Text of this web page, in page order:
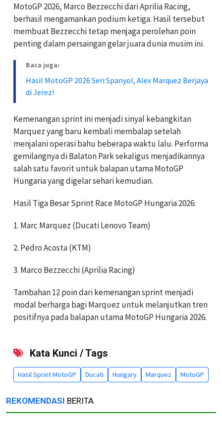
MotoGP 2026, Marco Bezzecchi dari Aprilia Racing,
berhasil mengamankan podium ketiga. Hasil tersebut
membuat Bezzecchi tetap menjaga perolehan poin
penting dalam persaingan gelar juara dunia musim ini.
Baca juga:
Hasil MotoGP 2026 Seri Spanyol, Alex Marquez Berjaya
di Jerez!
Kemenangan sprint ini menjadi sinyal kebangkitan
Marquez yang baru kembali membalap setelah
menjalani operasi bahu beberapa waktu lalu. Performa
gemilangnya di Balaton Park sekaligus menjadikannya
salah satu favorit untuk balapan utama MotoGP
Hungaria yang digelar sehari kemudian.
Hasil Tiga Besar Sprint Race MotoGP Hungaria 2026:
1. Marc Marquez (Ducati Lenovo Team)
2. Pedro Acosta (KTM)
3. Marco Bezzecchi (Aprilia Racing)
Tambahan 12 poin dari kemenangan sprint menjadi
modal berharga bagi Marquez untuk melanjutkan tren
positifnya pada balapan utama MotoGP Hungaria 2026.
Kata Kunci / Tags
Hasil Sprint MotoGP Ducati Hungary Marquez MotoGP
REKOMENDASI BERITA